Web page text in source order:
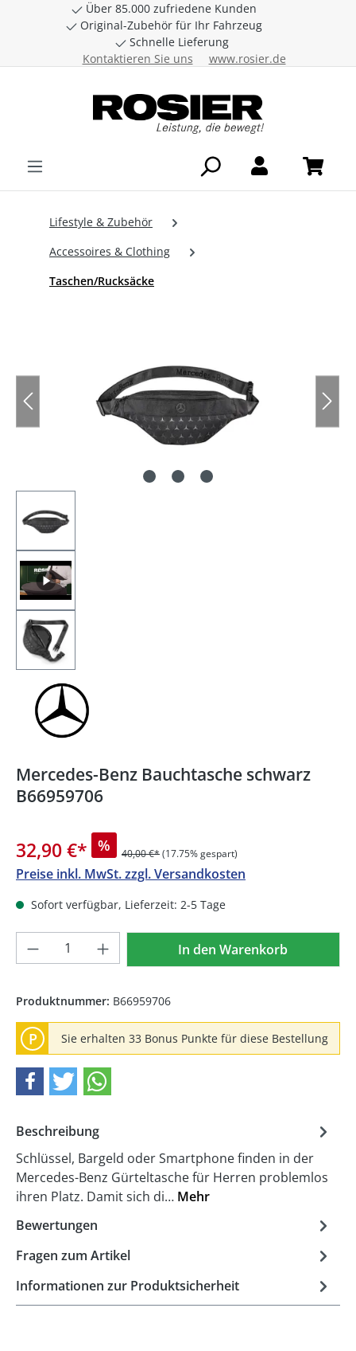
Zum Hauptinhalt springen
Über 85.000 zufriedene Kunden
Original-Zubehör für Ihr Fahrzeug
Schnelle Lieferung
Kontaktieren Sie uns
www.rosier.de
Lifestyle & Zubehör
Accessoires & Clothing
Taschen/Rucksäcke
Mercedes-Benz Bauchtasche schwarz
B66959706
32,90 €* % 40,00 €*(17.75% gespart)
Preise inkl. MwSt. zzgl. Versandkosten
Sofort verfügbar, Lieferzeit: 2-5 Tage
Produkt Anzahl: Gib denIn den Warenkorb
Produktnummer: B66959706
P Sie erhalten 33 Bonus Punkte für diese Bestellung
Beschreibung
Schlüssel, Bargeld oder Smartphone finden in der
Mercedes-Benz Gürteltasche für Herren problemlos
ihren Platz. Damit sich di… Mehr
Bewertungen
Fragen zum Artikel
Informationen zur Produktsicherheit